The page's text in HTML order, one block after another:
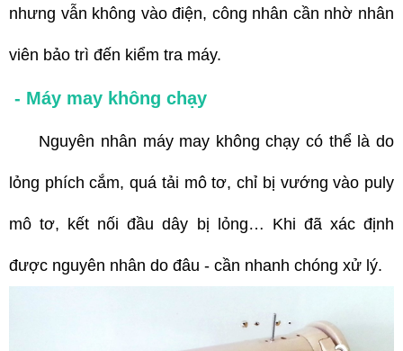
nhưng vẫn không vào điện, công nhân cần nhờ nhân
viên bảo trì đến kiểm tra máy.
- Máy may không chạy
Nguyên nhân máy may không chạy có thể là do
lỏng phích cắm, quá tải mô tơ, chỉ bị vướng vào puly
mô tơ, kết nối đầu dây bị lỏng… Khi đã xác định
được nguyên nhân do đâu - cần nhanh chóng xử lý.